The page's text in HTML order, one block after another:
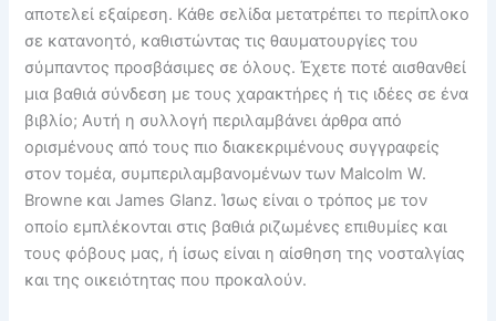
αποτελεί εξαίρεση. Κάθε σελίδα μετατρέπει το περίπλοκο
σε κατανοητό, καθιστώντας τις θαυματουργίες του
σύμπαντος προσβάσιμες σε όλους. Έχετε ποτέ αισθανθεί
μια βαθιά σύνδεση με τους χαρακτήρες ή τις ιδέες σε ένα
βιβλίο; Αυτή η συλλογή περιλαμβάνει άρθρα από
ορισμένους από τους πιο διακεκριμένους συγγραφείς
στον τομέα, συμπεριλαμβανομένων των Malcolm W.
Browne και James Glanz. Ίσως είναι ο τρόπος με τον
οποίο εμπλέκονται στις βαθιά ριζωμένες επιθυμίες και
τους φόβους μας, ή ίσως είναι η αίσθηση της νοσταλγίας
και της οικειότητας που προκαλούν.